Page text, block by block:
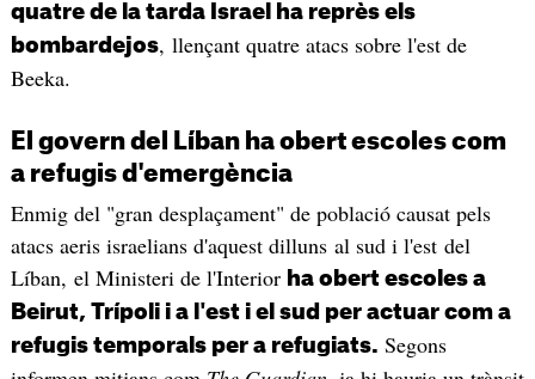
quatre de la tarda Israel ha reprès els
bombardejos, llençant quatre atacs sobre l'est de
Beeka.
El govern del Líban ha obert escoles com
a refugis d'emergència
Enmig del "gran desplaçament" de població causat pels
atacs aeris israelians d'aquest dilluns al sud i l'est del
Líban, el Ministeri de l'Interior ha obert escoles a
Beirut, Trípoli i a l'est i el sud per actuar com a
refugis temporals per a refugiats. Segons